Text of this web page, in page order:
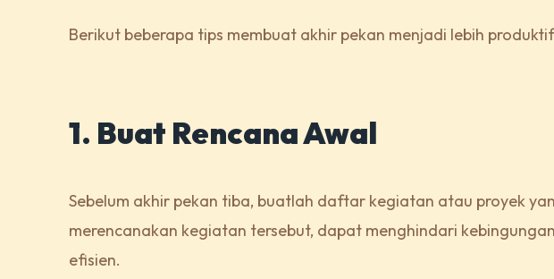
Berikut beberapa tips membuat akhir pekan menjadi lebih
1. Buat Rencana Awal
Sebelum akhir pekan tiba, buatlah daftar kegiatan atau proyek
merencanakan kegiatan tersebut, dapat menghindari
efisien.